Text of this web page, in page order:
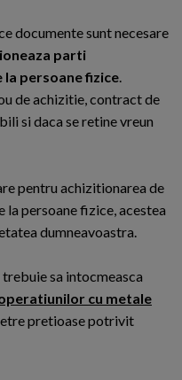
documente sunt necesare
parti
persoane fizice.
de achizitie, contract de
si daca se retine vreun
pentru achizitionarea de
la persoane fizice, acestea
dumneavoastra.
sa intocmeasca
cu metale
pretioase potrivit